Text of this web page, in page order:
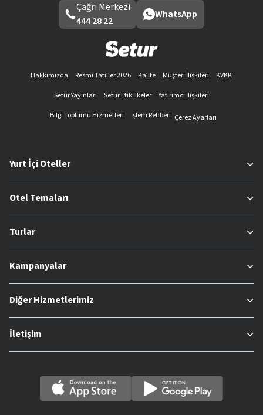
Çağrı Merkezi
444 28 22
WhatsApp
Hakkımızda Resmi Tatiller 2026 Kalite Müşteri İlişkileri
KVKK
Setur Yayınları
Setur Etik İlkeler
Yatırımcı İlişkileri
Bilgi Toplumu Hizmetleri
İşlem Rehberi Çerez Ayarları
Yurt İçi Oteller
Otel Temaları
Turlar
Kampanyalar
Diğer Hizmetlerimiz
İletişim